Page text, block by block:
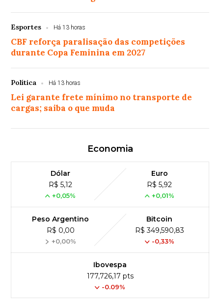
Esportes Há 13 horas
CBF reforça paralisação das competições
durante Copa Feminina em 2027
Política Há 13 horas
Lei garante frete mínimo no transporte de
cargas; saiba o que muda
Economia
Dólar
R$ 5,12
+0,05%
Euro
R$ 5,92
+0,01%
Peso Argentino
R$ 0,00
+0,00%
Bitcoin
R$ 349,590,83
-0,33%
Ibovespa
177,726,17 pts
-0.09%